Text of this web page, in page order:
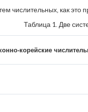
числительных, как это
Таблица 1. Две
корейские